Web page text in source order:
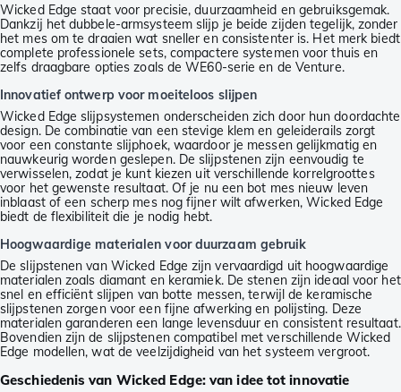
Wicked Edge staat voor precisie, duurzaamheid en gebruiksgemak.
Dankzij het dubbele-armsysteem slijp je beide zijden tegelijk, zonder
het mes om te draaien wat sneller en consistenter is. Het merk biedt
complete professionele sets, compactere systemen voor thuis en
zelfs draagbare opties zoals de WE60-serie en de Venture.
Innovatief ontwerp voor moeiteloos slijpen
Wicked Edge slijpsystemen onderscheiden zich door hun doordachte
design. De combinatie van een stevige klem en geleiderails zorgt
voor een constante slijphoek, waardoor je messen gelijkmatig en
nauwkeurig worden geslepen. De slijpstenen zijn eenvoudig te
verwisselen, zodat je kunt kiezen uit verschillende korrelgroottes
voor het gewenste resultaat. Of je nu een bot mes nieuw leven
inblaast of een scherp mes nog fijner wilt afwerken, Wicked Edge
biedt de flexibiliteit die je nodig hebt.
Hoogwaardige materialen voor duurzaam gebruik
De slijpstenen van Wicked Edge zijn vervaardigd uit hoogwaardige
materialen zoals diamant en keramiek. De stenen zijn ideaal voor het
snel en efficiënt slijpen van botte messen, terwijl de keramische
slijpstenen zorgen voor een fijne afwerking en polijsting. Deze
materialen garanderen een lange levensduur en consistent resultaat.
Bovendien zijn de slijpstenen compatibel met verschillende Wicked
Edge modellen, wat de veelzijdigheid van het systeem vergroot.
Geschiedenis van Wicked Edge: van idee tot innovatie